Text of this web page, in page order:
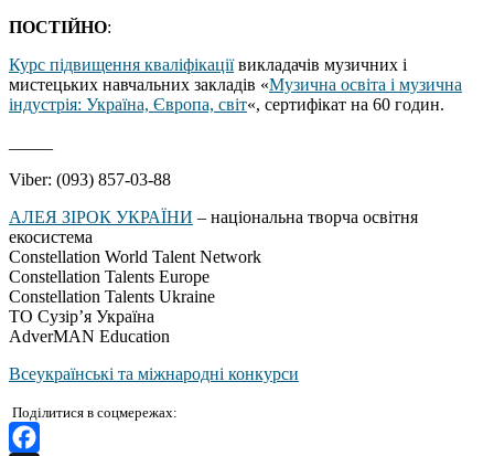
ПОСТІЙНО:
Курс підвищення кваліфікаціївикладачів музичних і
мистецьких навчальних закладів «Музична освіта і музична
індустрія: Україна, Європа, світ«, сертифікат на 60 годин.
Viber: (093) 857-03-88
АЛЕЯ ЗІРОК УКРАЇНИ – національна творча освітня
екосистема
Constellation World Talent Network
Constellation Talents Europe
Constellation Talents Ukraine
ТО Сузір’я Україна
AdverMAN Education
Всеукраїнські та міжнародні конкурси
Поділитися в соцмережах: